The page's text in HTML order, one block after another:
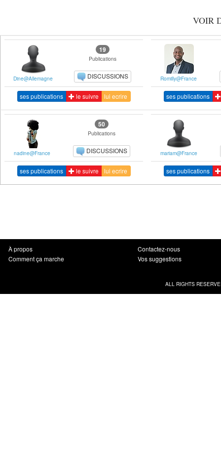
VOIR
Dine@Allemagne
19
Publications
DISCUSSIONS
ses publications le suivre lui ecrire
Romilly@France
ses publications
nadine@France
50
Publications
DISCUSSIONS
ses publications le suivre lui ecrire
mariam@France
ses publications
À propos
Comment ça marche
Contactez-nous
Vos suggestions
ALL RIGHTS